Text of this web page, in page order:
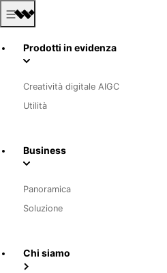
Prodotti in evidenza
Creatività digitale AIGC
Utilità
Business
Panoramica
Soluzione
Chi siamo